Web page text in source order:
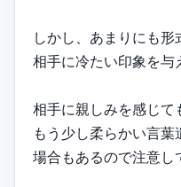
しかし、あまりにも形
相手に冷たい印象を与
相手に親しみを感じて
もう少し柔らかい言
場合もあるので注意し